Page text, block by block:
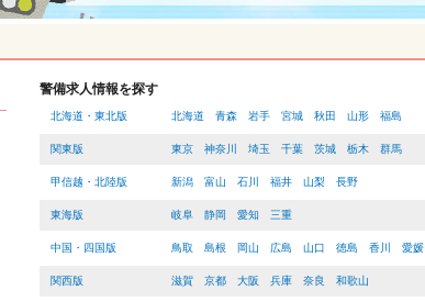
警備求人情報を探す
北海道・東北版 北海道 青森 岩手 宮城 秋田 山形 福島
関東版 東京 神奈川 埼玉 千葉 茨城 栃木 群馬
甲信越・北陸版 新潟 富山 石川 福井 山梨 長野
東海版 岐阜 静岡 愛知 三重
中国・四国版 鳥取 島根 岡山 広島 山口 徳島 香川 愛媛
関西版 滋賀 京都 大阪 兵庫 奈良 和歌山